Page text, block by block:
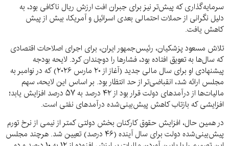
سرمایه‌گذاری که پیش‌تر نیز برای جبران افت ارزش ریال ناکافی بود، به
دلیل نگرانی از حملات احتمالی بعدی اسرائیل و آمریکا، بیش از پیش
کاهش یافت.
تلاش مسعود پزشکیان، رئیس‌جمهور ایران، برای اجرای اصلاحات اقتصادی
که سال‌ها به تعویق افتاده بود، فشارها را دوچندان کرد. لایحه بودجه
پیشنهادی او برای سال مالی جدید (آغاز از ۲۰ مارس ۲۰۲۶) که در نوامبر به
مجلس ارائه شد، انقباضی‌تر از حد انتظار بود. بر اساس این لایحه، سهم
مالیات‌ها از درآمدهای دولت قرار بود از ۴۲ درصد به ۵۷ درصد افزایش یابد؛
افزایشی که بازتاب کاهش پیش‌بینی‌شده درآمدهای نفتی است.
در همین حال، افزایش حقوق کارکنان بخش دولتی کمتر از نیمی از نرخ تورم
پیش‌بینی‌شده دولت برای سال آینده (۴۶ درصد) تعیین شد. هرچند مجلس